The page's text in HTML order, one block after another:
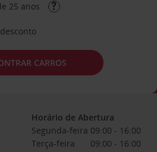
25 anos
CARROS
Horário de Abertura
Segunda-feira 09:00 - 16:00
Terça-feira
09:00 - 16:00